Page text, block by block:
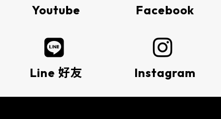
Youtube Facebook
Line 好友 Instagram